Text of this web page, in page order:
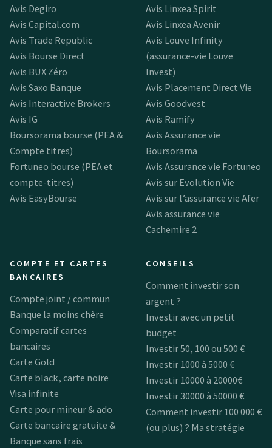
Avis Degiro
Avis Capital.com
Avis Trade Republic
Avis Bourse Direct
Avis BUX Zéro
Avis Saxo Banque
Avis Interactive Brokers
Avis IG
Boursorama bourse (PEA &
Compte titres)
Fortuneo bourse (PEA et
compte-titres)
Avis EasyBourse
Avis Linxea Spirit
Avis Linxea Avenir
Avis Louve Infinity
(assurance-vie Louve
Invest)
Avis Placement Direct Vie
Avis Goodvest
Avis Ramify
Avis Assurance vie
Boursorama
Avis Assurance vie Fortuneo
Avis sur Evolution Vie
Avis sur l’assurance vie Afer
Avis assurance vie
Cachemire 2
COMPTE ET CARTES
BANCAIRES
Compte joint / commun
Banque la moins chère
Comparatif cartes
bancaires
Carte Gold
Carte black, carte noire
Visa infinite
Carte pour mineur & ado
Carte bancaire gratuite &
Banque sans frais
CONSEILS
Comment investir son
argent ?
Investir avec un petit
budget
Investir 50, 100 ou 500 €
Investir 1000 à 5000 €
Investir 10000 à 20000€
Investir 30000 à 50000 €
Comment investir 100 000 €
(ou plus) ? Ma stratégie